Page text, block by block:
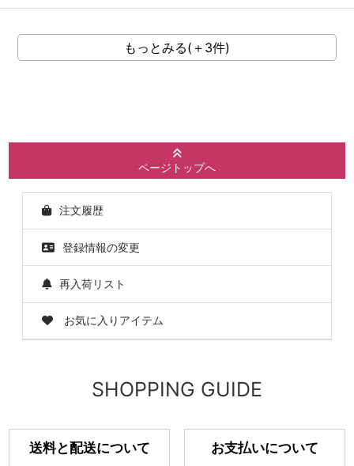
もっとみる(＋3件)
ページトップへ
注文履歴
登録情報の変更
再入荷リスト
お気に入りアイテム
SHOPPING GUIDE
送料と配送について お支払いについて